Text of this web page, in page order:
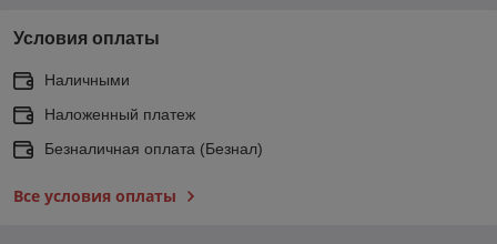
Условия оплаты
Наличными
Наложенный платеж
Безналичная оплата (Безнал)
Все условия оплаты